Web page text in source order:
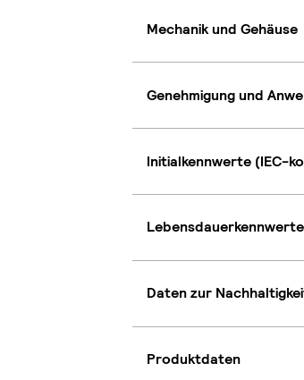
Mechanik und Gehäuse
Genehmigung und
Initialkennwerte (IEC-
Daten zur
Produktdaten